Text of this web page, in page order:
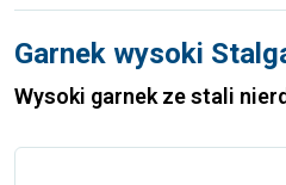
Garnek wysoki
Wysoki garnek ze stali